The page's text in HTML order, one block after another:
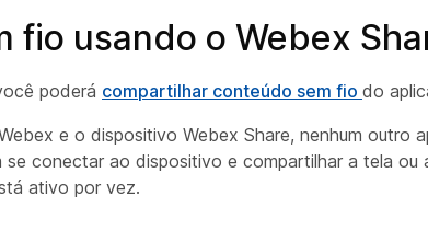
usando o Webex
poderá compartilhar conteúdo sem fio do
e o dispositivo Webex Share, nenhum outro
conectar ao dispositivo e compartilhar a tela ou
ativo por vez.